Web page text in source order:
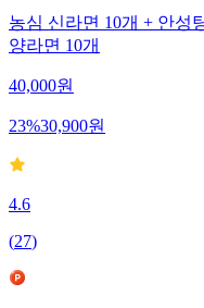
농심 신라면 10개 + 안성
양라면 10개
40,000원
23%30,900원
4.6
(27)